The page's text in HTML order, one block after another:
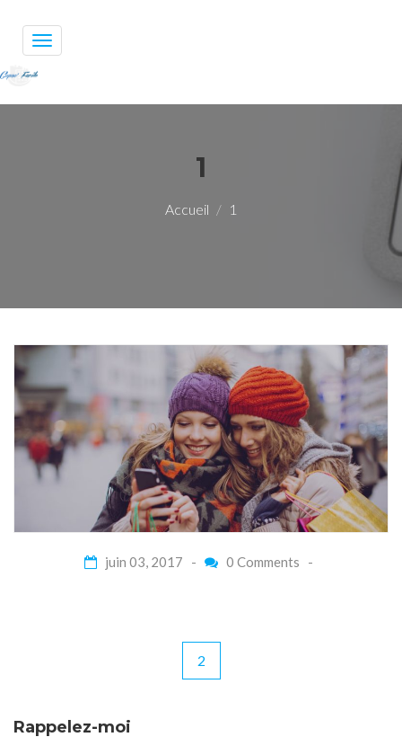
Toggle
navigation
1
Accueil 1
juin 03, 2017 - 0 Comments -
2
Rappelez-moi